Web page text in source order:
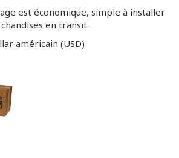
est économique, simple à installer
en transit.
américain (USD)